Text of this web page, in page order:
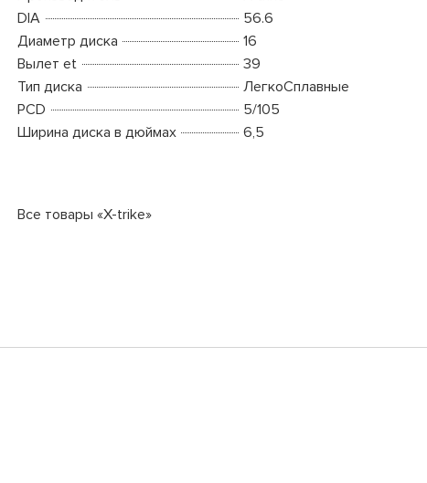
DIA
56.6
Диаметр диска
16
Вылет et
39
Тип диска
ЛегкоСплавные
PCD
5/105
Ширина диска в дюймах
6,5
Все товары «X-trike»